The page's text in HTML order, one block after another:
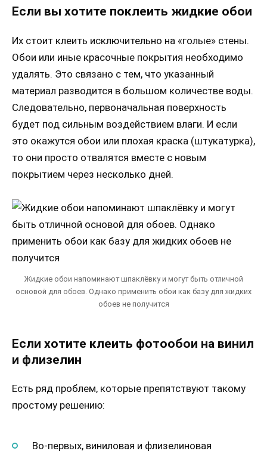
Если вы хотите поклеить жидкие обои
Их стоит клеить исключительно на «голые» стены.
Обои или иные красочные покрытия необходимо
удалять. Это связано с тем, что указанный
материал разводится в большом количестве воды.
Следовательно, первоначальная поверхность
будет под сильным воздействием влаги. И если
это окажутся обои или плохая краска (штукатурка),
то они просто отвалятся вместе с новым
покрытием через несколько дней.
Жидкие обои напоминают шпаклёвку и могут быть отличной
основой для обоев. Однако применить обои как базу для жидких
обоев не получится
Если хотите клеить фотообои на винил
и флизелин
Есть ряд проблем, которые препятствуют такому
простому решению:
Во-первых, виниловая и флизелиновая